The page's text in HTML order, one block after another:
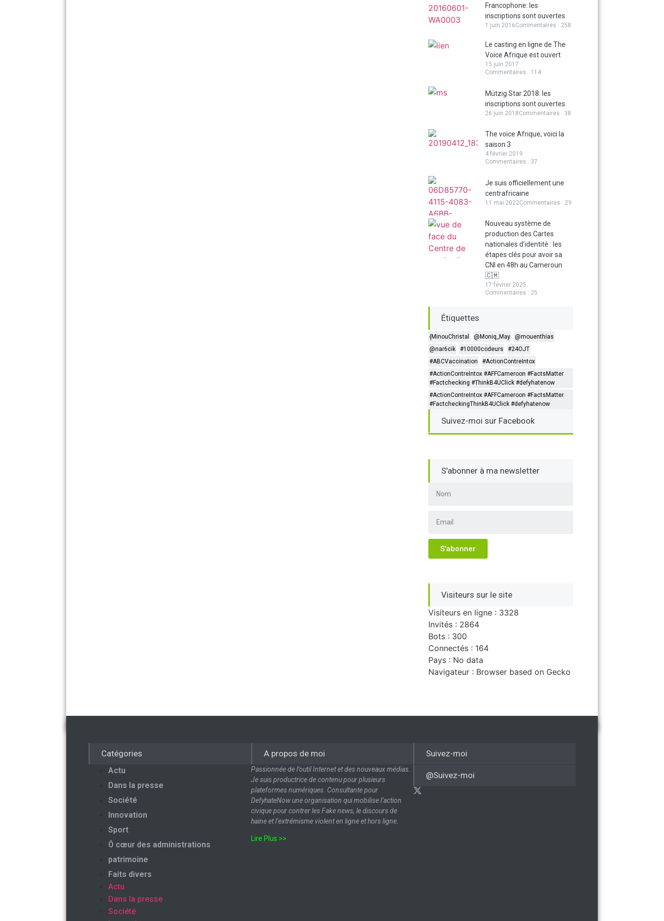
Francophone: les
inscriptions sont ouvertes
1 juin 2016Commentaires : 258
Le casting en ligne de The
Voice Afrique est ouvert
15 juin 2017
Commentaires : 114
Mützig Star 2018: les
inscriptions sont ouvertes
26 juin 2018Commentaires : 38
The voice Afrique, voici la
saison 3
4 février 2019
Commentaires : 37
Je suis officiellement une
centrafricaine
11 mai 2022Commentaires : 29
Nouveau système de
production des Cartes
nationales d’identité : les
étapes clés pour avoir sa
CNI en 48h au Cameroun
🇨🇲
17 février 2025
Commentaires : 25
Étiquettes
{MinouChristal @Moniq_May
@mouenthias
@nar6cik
#10000codeurs
#24OJT
#ABCVaccination
#ActionContreIntox
#ActionContreIntox #AFFCameroon #FactsMatter
#Factchecking #ThinkB4UClick #defyhatenow
#ActionContreIntox #AFFCameroon #FactsMatter
#FactcheckingThinkB4UClick #defyhatenow
Suivez-moi sur Facebook
S'abonner à ma newsletter
S'abonner
Visiteurs sur le site
Visiteurs en ligne : 3328
Invités : 2864
Bots : 300
Connectés : 164
Pays : No data
Navigateur : Browser based on Gecko
Catégories
Actu
Dans la presse
Société
Innovation
Sport
Ô cœur des administrations
patrimoine
Faits divers
Actu
Dans la presse
Société
A propos de moi
Passionnée de l’outil Internet et des nouveaux médias.
Je suis productrice de contenu pour plusieurs
plateformes numériques. Consultante pour
DefyhateNow une organisation qui mobilise l’action
civique pour contrer les Fake news, le discours de
haine et l’extrémisme violent en ligne et hors ligne.
Lire Plus >>
Suivez-moi
@Suivez-moi